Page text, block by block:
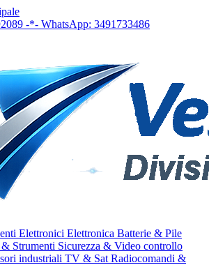
-*- WhatsApp: 3491733486
Elettronici Elettronica Batterie & Pile
Strumenti Sicurezza & Video controllo
industriali TV & Sat Radiocomandi &